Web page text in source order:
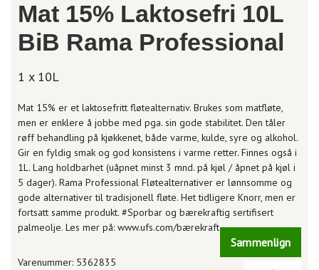
Mat 15% Laktosefri 10L
BiB Rama Professional
1 x 10L
Mat 15% er et laktosefritt fløtealternativ. Brukes som matfløte,
men er enklere å jobbe med pga. sin gode stabilitet. Den tåler
røff behandling på kjøkkenet, både varme, kulde, syre og alkohol.
Gir en fyldig smak og god konsistens i varme retter. Finnes også i
1L. Lang holdbarhet (uåpnet minst 3 mnd. på kjøl / åpnet på kjøl i
5 dager). Rama Professional Fløtealternativer er lønnsomme og
gode alternativer til tradisjonell fløte. Het tidligere Knorr, men er
fortsatt samme produkt. #Sporbar og bærekraftig sertifisert
palmeolje. Les mer på: www.ufs.com/bærekraft
Sammenlign
Varenummer: 5362835